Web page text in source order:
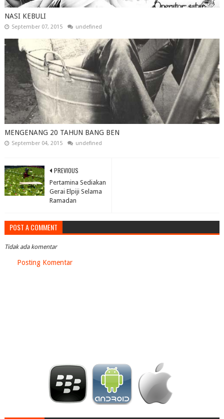
NASI KEBULI
September 07, 2015 undefined
MENGENANG 20 TAHUN BANG BEN
September 04, 2015 undefined
PREVIOUS
Pertamina Sediakan
Gerai Elpiji Selama
Ramadan
POST A COMMENT
Tidak ada komentar
Posting Komentar